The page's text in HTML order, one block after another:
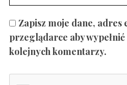
Zapisz moje dane,
przeglądarce aby
kolejnych komentarzy.